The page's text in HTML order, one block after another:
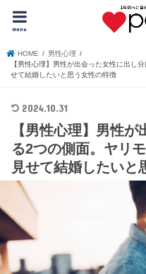
menu
HOME
男性心理
【男性心理】男性が出会った女性に出し
せて結婚したいと思う女性の特徴
2024.10.31
【男性心理】男性
る2つの側面。ヤリ
見せて結婚したいと